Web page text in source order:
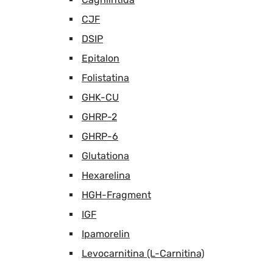
CJF
DSIP
Epitalon
Folistatina
GHK-CU
GHRP-2
GHRP-6
Glutationa
Hexarelina
HGH-Fragment
IGF
Ipamorelin
Levocarnitina (L-Carnitina)